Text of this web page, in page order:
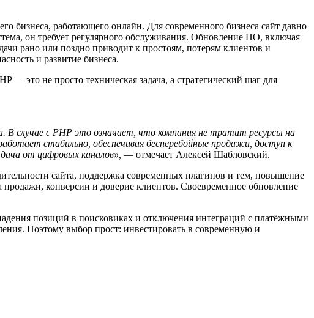
бизнеса, работающего онлайн. Для современного бизнеса сайт давно
он требует регулярного обслуживания. Обновление ПО, включая
рано или поздно приводит к простоям, потерям клиентов и
и развитие бизнеса.
— это не просто техническая задача, а стратегический шаг для
В случае с PHP это означает, что компания не тратит ресурсы на
стабильно, обеспечивая бесперебойные продажи, доступ к
от цифровых каналов», — отмечает Алексей Шабловский.
сайта, поддержка современных плагинов и тем, повышение
продажи, конверсии и доверие клиентов. Своевременное обновление
позиций в поисковиках и отключения интеграций с платёжными
Поэтому выбор прост: инвестировать в современную и